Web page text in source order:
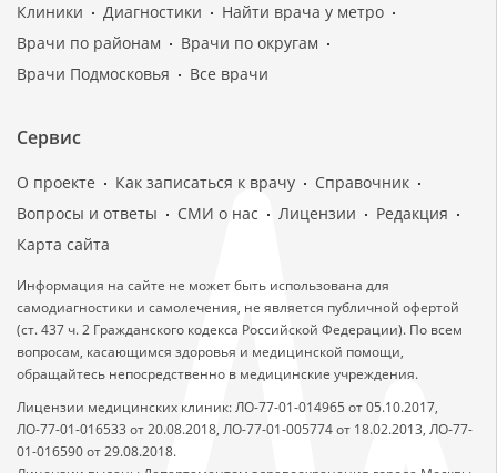
Клиники
Диагностики
Найти врача у метро
Врачи по районам
Врачи по округам
Врачи Подмосковья
Все врачи
Сервис
О проекте Как записаться к врачу
Справочник
Вопросы и ответы
СМИ о нас Лицензии
Редакция
Карта сайта
Информация на сайте не может быть использована для
самодиагностики и самолечения, не является публичной офертой
(ст. 437 ч. 2 Гражданского кодекса Российской Федерации). По всем
вопросам, касающимся здоровья и медицинской помощи,
обращайтесь непосредственно в медицинские учреждения.
Лицензии медицинских клиник: ЛО-77-01-014965 от 05.10.2017,
ЛО-77-01-016533 от 20.08.2018, ЛО-77-01-005774 от 18.02.2013, ЛО-77-
01-016590 от 29.08.2018.